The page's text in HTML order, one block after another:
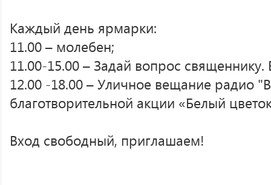
Каждый день ярмарки:
11.00 – молебен;
11.00-15.00 – Задай вопрос священнику.
12.00 -18.00 – Уличное вещание радио
благотворительной акции «Белый
Вход свободный, приглашаем!